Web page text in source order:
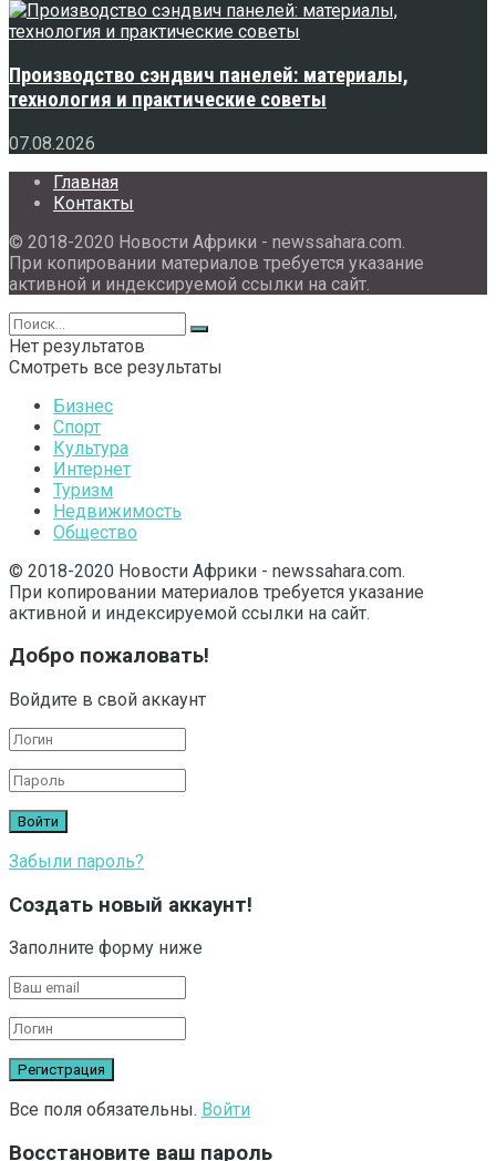
Производство сэндвич панелей: материалы,
технология и практические советы
07.08.2026
Главная
Контакты
© 2018-2020 Новости Африки - newssahara.com.
При копировании материалов требуется указание
активной и индексируемой ссылки на сайт.
Нет результатов
Смотреть все результаты
Бизнес
Спорт
Культура
Интернет
Туризм
Недвижимость
Общество
© 2018-2020 Новости Африки - newssahara.com.
При копировании материалов требуется указание
активной и индексируемой ссылки на сайт.
Добро пожаловать!
Войдите в свой аккаунт
Забыли пароль?
Создать новый аккаунт!
Заполните форму ниже
Все поля обязательны. Войти
Восстановите ваш пароль